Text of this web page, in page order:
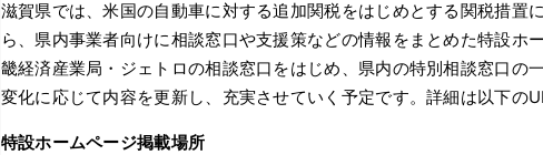
滋賀県では、米国の自動車に対する追加関税をはじめとする関税措置
ら、県内事業者向けに相談窓口や支援策などの情報をまとめた特設
畿経済産業局・ジェトロの相談窓口をはじめ、県内の特別相談窓口
変化に応じて内容を更新し、充実させていく予定です。詳細は以下の
特設ホームページ掲載場所